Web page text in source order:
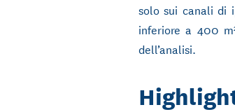
solo sui canali di
inferiore a 400
dell’analisi.